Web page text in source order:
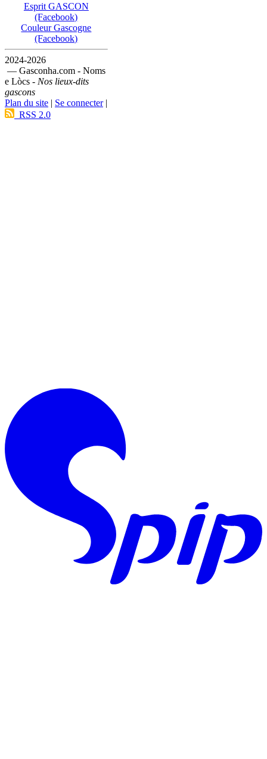
Esprit GASCON
(Facebook)
Couleur Gascogne
(Facebook)
2024-2026
— Gasconha.com - Noms
e Lòcs - Nos lieux-dits
gascons
Plan du site | Se connecter|
RSS 2.0